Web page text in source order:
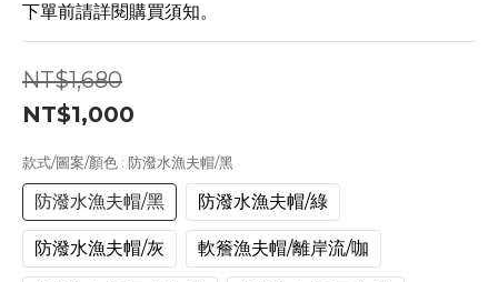
下單前請詳閱購買須知。
NT$1,680
NT$1,000
款式/圖案/顏色 : 防潑水漁夫帽/黑
防潑水漁夫帽/黑 防潑水漁夫帽/綠
防潑水漁夫帽/灰 軟簷漁夫帽/離岸流/咖